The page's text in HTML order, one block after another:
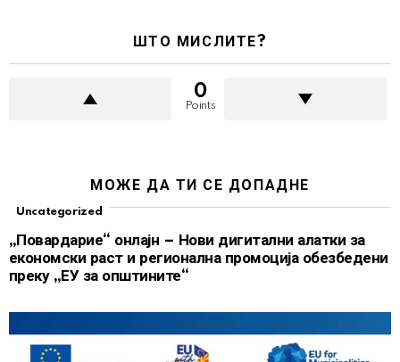
ШТО МИСЛИТЕ?
0
Points
МОЖЕ ДА ТИ СЕ ДОПАДНЕ
Uncategorized
„Повардарие“ онлајн – Нови дигитални алатки за
економски раст и регионална промоција обезбедени
преку „ЕУ за општините“